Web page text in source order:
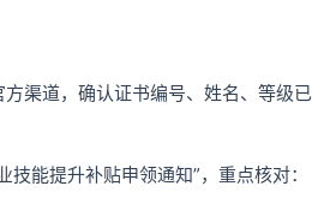
渠道，确认证书编号、姓名、等级已
能提升补贴申领通知”，重点核对：